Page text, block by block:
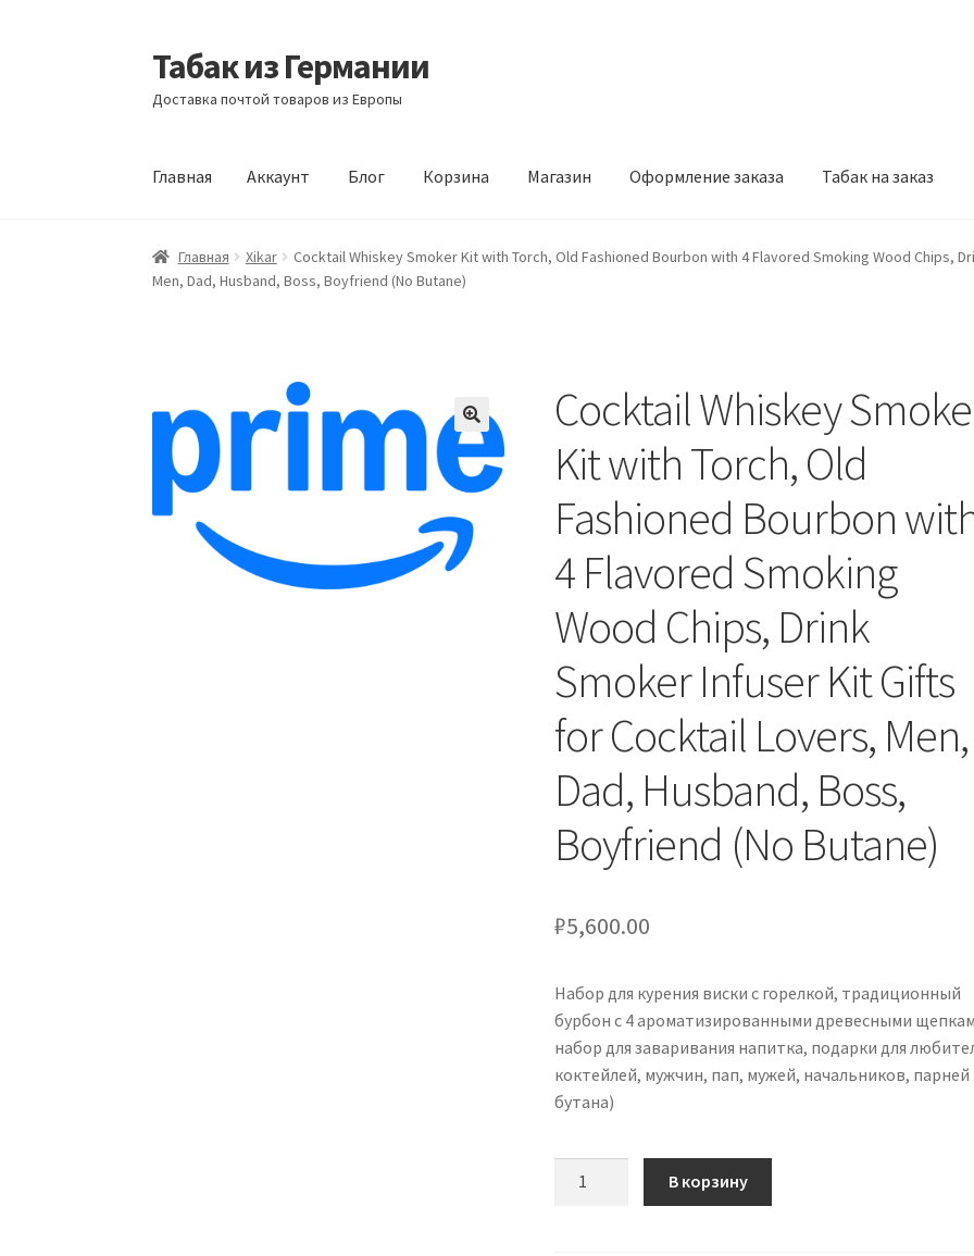
Перейти
к
навигации
Перейти
к
содержимому
Табак из Германии
Доставка почтой товаров из Европы
Главная Аккаунт Блог Корзина Магазин Оформление заказа Табак на заказ
Главная Аккаунт Блог Корзина Магазин Оформление заказа Табак на заказ
Главная Xikar
Cocktail Whiskey Smoker Kit with Torch, Old Fashioned Bourbon with 4 Flavored Smoking Wood Chips,
Men, Dad, Husband, Boss, Boyfriend (No Butane)
Cocktail Whiskey
Kit with Torch, Old
Fashioned Bourbon
4 Flavored Smoking
Wood Chips, Drink
Smoker Infuser Kit Gifts
for Cocktail Lovers, Men,
Dad, Husband, Boss,
Boyfriend (No Butane)
₽5,600.00
Набор для курения виски с горелкой, традиционный
бурбон с 4 ароматизированными древесными
набор для заваривания напитка, подарки для
коктейлей, мужчин, пап, мужей, начальников, парней
бутана)
В корзину